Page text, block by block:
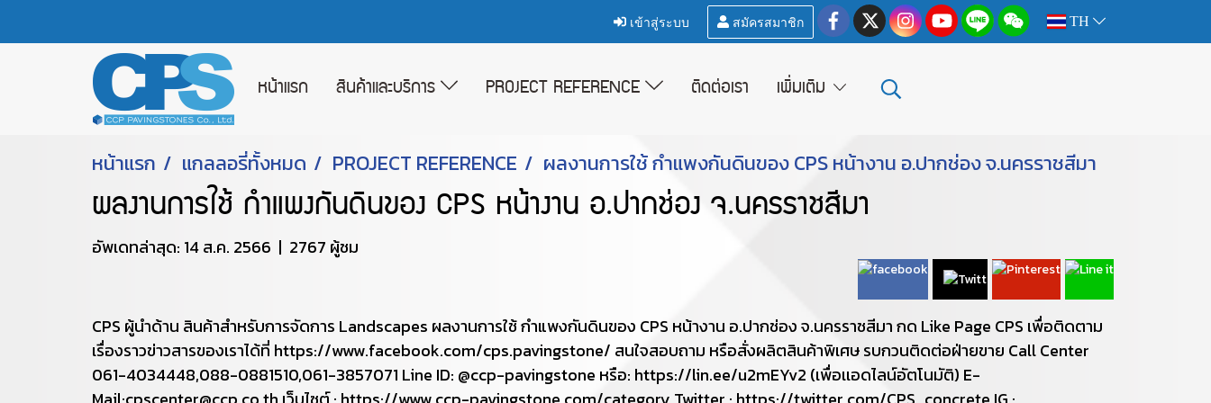
เข้าสู่ระบบ สมัครสมาชิก TH
หน้าแรก สินค้าและบริการ PROJECT REFERENCE ติดต่อเรา เพิ่มเติม
หน้าแรก แกลลอรี่ทั้งหมด PROJECT REFERENCE ผลงานการใช้ กำแพงกันดินของ CPS หน้างาน อ.ปากช่อง จ.นครราชสีมา
ผลงานการใช้ กำแพงกันดินของ CPS หน้างาน อ.ปากช่อง จ.นครราชสีมา
อัพเดทล่าสุด: 14 ส.ค. 2566 | 2767 ผู้ชม
CPS ผู้นำด้าน สินค้าสำหรับการจัดการ Landscapes ผลงานการใช้ กำแพงกันดินของ CPS หน้างาน อ.ปากช่อง จ.นครราชสีมา กด Like Page CPS เพื่อติดตาม
เรื่องราวข่าวสารของเราได้ที่ https://www.facebook.com/cps.pavingstone/ สนใจสอบถาม หรือสั่งผลิตสินค้าพิเศษ รบกวนติดต่อฝ่ายขาย Call Center
061-4034448,088-0881510,061-3857071 Line ID: @ccp-pavingstone หรือ: https://lin.ee/u2mEYv2 (เพื่อเเอดไลน์อัตโนมัติ) E-